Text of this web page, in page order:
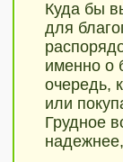
Куда бы
для
именно о
очередь,
или
Грудное